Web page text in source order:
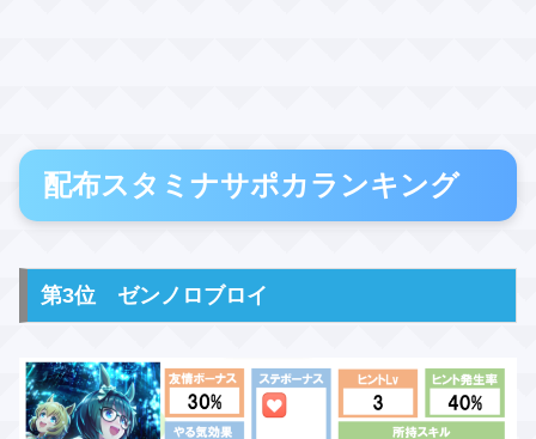
配布スタミナサポカランキング
第3位 ゼンノロブロイ